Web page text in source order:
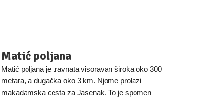
Matić poljana
Matić poljana je travnata visoravan široka oko 300
metara, a dugačka oko 3 km. Njome prolazi
makadamska cesta za Jasenak. To je spomen